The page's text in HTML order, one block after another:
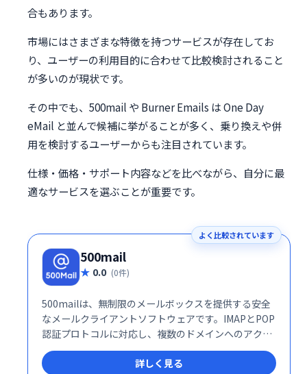
合もあります。
市場にはさまざまな特徴を持つサービスが存在してお
り、ユーザーの利用目的に合わせて比較検討されること
が多いのが現状です。
その中でも、500mail や Burner Emails は One Day
eMail と並んで候補に挙がることが多く、乗り換えや併
用を検討するユーザーからも注目されています。
仕様・価格・サポート内容などを比べながら、自分に最
適なサービスを選ぶことが重要です。
よく比較されています
500mail
0.0 (0件)
500mailは、無制限のメールボックスを提供する安全
なメールクライアントソフトウェアです。IMAPとPOP
認証プロトコルに対応し、複数のドメインへのアクセ
スも可能です。信頼性の高いメール環境を実現し、安
全にメールの送受信が行えます。
詳しく見る